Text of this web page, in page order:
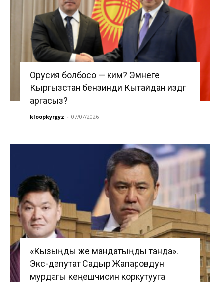
Орусия болбосо — ким? Эмнеге
Кыргызстан бензинди Кытайдан издөөгө
аргасыз?
kloopkyrgyz - 07/07/2026
«Кызыңды же мандатыңды танда».
Экс-депутат Садыр Жапаровдун
мурдагы кеңешчисин коркутууга